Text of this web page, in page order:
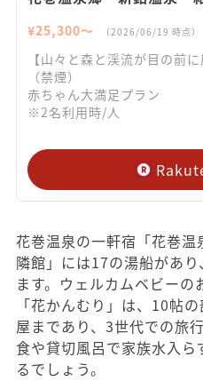
¥25,300〜 （2026/06/19 時点）
【山々と森と渓流が目の前
（禁煙）
赤ちゃん大満足プラン
※2名利用時/人
花巻温泉の一軒宿「花巻
隣館」には17の湯船があ
ます。ウェルカムベビー
「花かんむり」は、10帖
屋まであり、3世代での旅
食や貸切風呂で家族水入
るでしょう。